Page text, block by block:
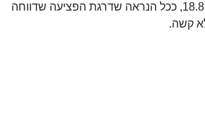
עבודה באתר 16.8 עד 18.8, ככל הנראה שדרגת הפציעה שדווחה
קשה.